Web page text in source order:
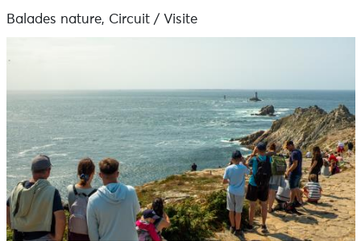
Balades nature, Circuit / Visite